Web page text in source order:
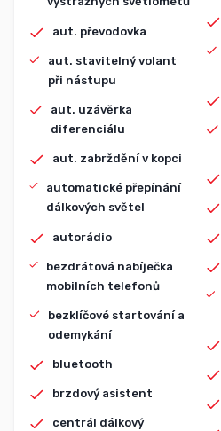
aut. převodovka
aut. stavitelný volant
při nástupu
aut. uzávěrka
diferenciálu
aut. zabrždění v kopci
automatické přepínání
dálkových světel
autorádio
bezdrátová nabíječka
mobilních telefonů
bezklíčové startování a
odemykání
bluetooth
brzdový asistent
centrál dálkový